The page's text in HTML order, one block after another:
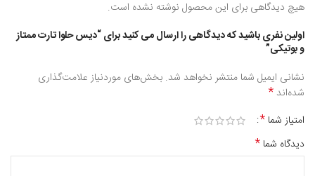
هیچ دیدگاهی برای این محصول نوشته نشده است.
اولین نفری باشید که دیدگاهی را ارسال می کنید برای “دیس حلوا تارت ممتاز
و بوتیکی”
نشانی ایمیل شما منتشر نخواهد شد. بخش‌های موردنیاز علامت‌گذاری
شده‌اند *
امتیاز شما *
دیدگاه شما *